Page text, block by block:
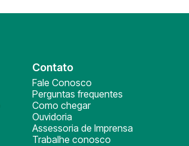
Contato
Fale Conosco
Perguntas frequentes
Como chegar
Ouvidoria
Assessoria de Imprensa
Trabalhe conosco